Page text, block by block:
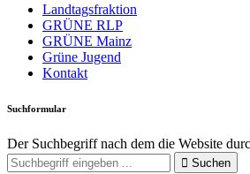
Landtagsfraktion
GRÜNE RLP
GRÜNE Mainz
Grüne Jugend
Kontakt
Suchformular
Der Suchbegriff nach dem die Website
Suchen